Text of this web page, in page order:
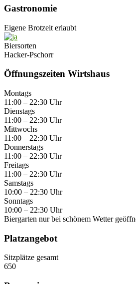
Gastronomie
Eigene Brotzeit erlaubt
Biersorten
Hacker-Pschorr
Öffnungszeiten Wirtshaus
Montags
11:00 – 22:30 Uhr
Dienstags
11:00 – 22:30 Uhr
Mittwochs
11:00 – 22:30 Uhr
Donnerstags
11:00 – 22:30 Uhr
Freitags
11:00 – 22:30 Uhr
Samstags
10:00 – 22:30 Uhr
Sonntags
10:00 – 22:30 Uhr
Biergarten nur bei schönem Wetter
Platzangebot
Sitzplätze gesamt
650